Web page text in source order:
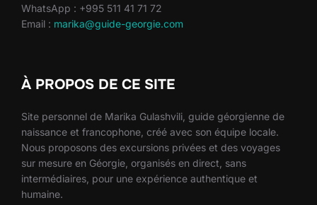
WhatsApp : +995 511 41 71 72
Email : marika@guide-georgie.com
À PROPOS DE CE SITE
Site personnel de Marika Gulashvili, guide géorgienne de
naissance et francophone, créé avec son équipe locale.
Nous proposons des excursions privées et des voyages
sur mesure en Géorgie, organisés en direct, sans
intermédiaires, pour une expérience authentique et
humaine.